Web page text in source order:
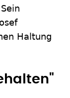
Haltung